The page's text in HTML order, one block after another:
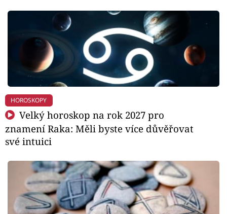
HOROSKOPY
Velký horoskop na rok 2027 pro
znamení Raka: Měli byste více důvěřovat
své intuici